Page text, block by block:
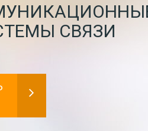
СВЯЗИ